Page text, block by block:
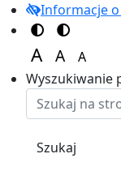
Informacje
Przełącz na
A
Ustaw
A
Ustaw
A
Wyszukiwanie
Szukaj